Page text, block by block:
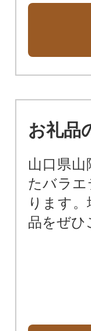
お礼品
山口県
たバラ
ります
品をぜひ